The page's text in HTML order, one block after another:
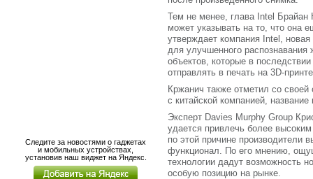
Тем не менее, глава Intel Брайан
может указывать на то, что она
утверждает компания Intel,
для улучшенного распознавания
объектов, которые в
отправлять в печать на 3D-
Кржанич также отметил со своей
с китайской компанией,
Эксперт Davies Murphy Group
удается привлечь более
по этой причине производители
функционал. По его мнению,
технологии дадут возможность
особую позицию на рынке.
Следите за новостями о гаджетах
и мобильных устройствах,
установив наш виджет на Яндекс.